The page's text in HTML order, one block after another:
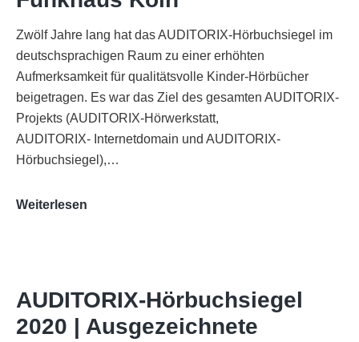
Zwölf Jahre lang hat das AUDITORIX-Hörbuchsiegel im
deutschsprachigen Raum zu einer erhöhten
Aufmerksamkeit für qualitätsvolle Kinder-Hörbücher
beigetragen. Es war das Ziel des gesamten AUDITORIX-
Projekts (AUDITORIX-Hörwerkstatt,
AUDITORIX- Internetdomain und AUDITORIX-
Hörbuchsiegel),…
Weiterlesen
Funkhaus
Köln
AUDITORIX-Hörbuchsiegel
2020 | Ausgezeichnete